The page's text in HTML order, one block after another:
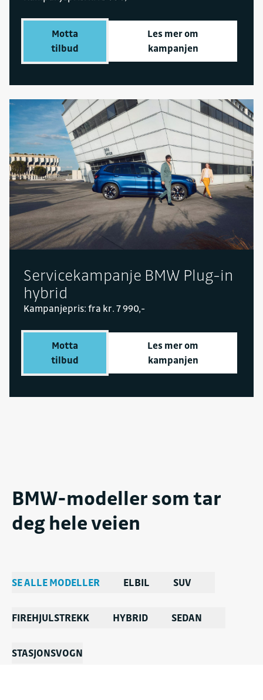
Motta
tilbud
Les mer om
kampanjen
Servicekampanje BMW Plug-in
hybrid
Kampanjepris: fra kr. 7 990,-
Motta
tilbud
Les mer om
kampanjen
BMW-modeller som tar
deg hele veien
SE ALLE MODELLER ELBIL SUV
FIREHJULSTREKK HYBRID SEDAN
STASJONSVOGN